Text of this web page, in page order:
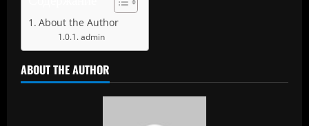
About the Author
admin
ABOUT THE AUTHOR